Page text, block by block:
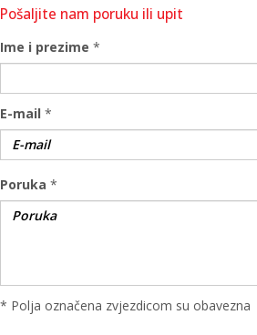
Pošaljite nam poruku ili upit
Ime i prezime *
E-mail *
Poruka *
* Polja označena zvjezdicom su obavezna